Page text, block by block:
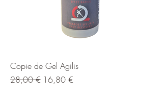
Copie de Gel Agilis
Prix original
28,00 € Prix promotionnel
16,80 €